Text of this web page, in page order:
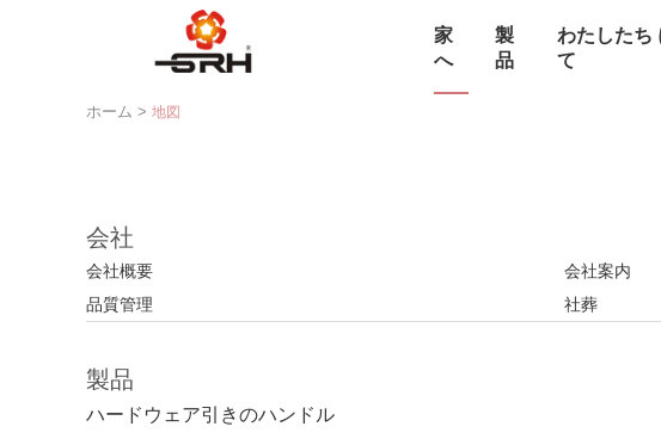
家
へ
製
品
わたしたち
て
ホーム > 地図
会社
会社概要 会社案内
品質管理
社葬
製品
ハードウェア引きのハンドル